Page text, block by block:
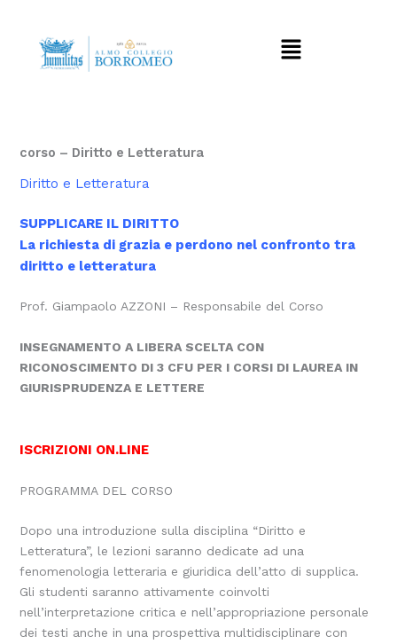
contenuto
Menu
corso – Diritto e Letteratura
Diritto e Letteratura
SUPPLICARE IL DIRITTO
La richiesta di grazia e perdono nel confronto tra
diritto e letteratura
Prof. Giampaolo AZZONI – Responsabile del Corso
INSEGNAMENTO A LIBERA SCELTA CON
RICONOSCIMENTO DI 3 CFU PER I CORSI DI LAUREA IN
GIURISPRUDENZA E LETTERE
ISCRIZIONI ON.LINE
PROGRAMMA DEL CORSO
Dopo una introduzione sulla disciplina “Diritto e
Letteratura”, le lezioni saranno dedicate ad una
fenomenologia letteraria e giuridica dell’atto di supplica.
Gli studenti saranno attivamente coinvolti
nell’interpretazione critica e nell’appropriazione personale
dei testi anche in una prospettiva multidisciplinare con